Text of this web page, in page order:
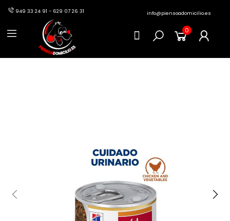
949 33 24 91 - 629 07 26 31 info@piensoadomicilio.es
0